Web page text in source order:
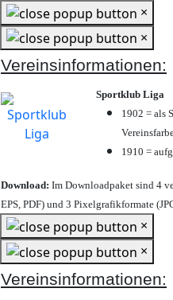
×
×
Vereinsinformationen:
Sportklub Liga
1902 = als
1910 =
Download: Im Downloadpaket sind 4
EPS, PDF) und 3 Pixelgrafikformate
×
×
Vereinsinformationen: